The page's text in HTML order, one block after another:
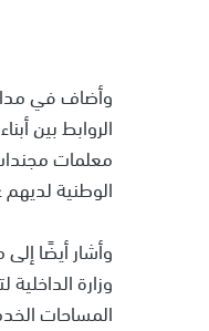
وأضاف في
الروابط بين
معلمات
الوطنية
وأشار أيضًا
وزارة
المساحات